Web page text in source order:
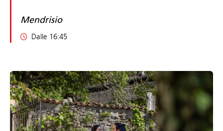
Mendrisio
Dalle 16:45